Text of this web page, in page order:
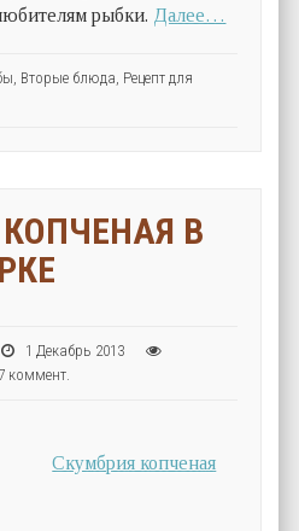
рыбки. Далее…
, Вторые блюда, Рецепт для
В
1 Декабрь 2013
коммент.